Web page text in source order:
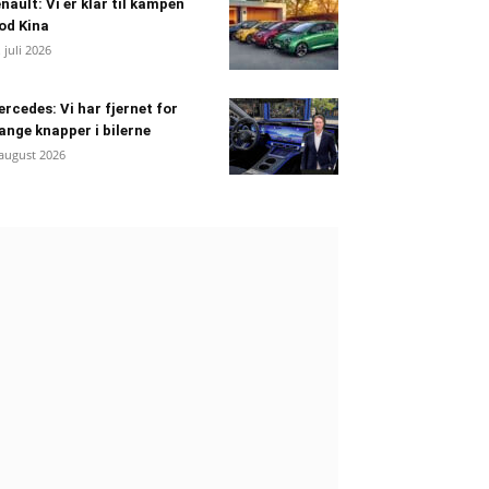
Vi er klar til kampen
Kina
juli 2026
Vi har fjernet for
knapper i bilerne
2026